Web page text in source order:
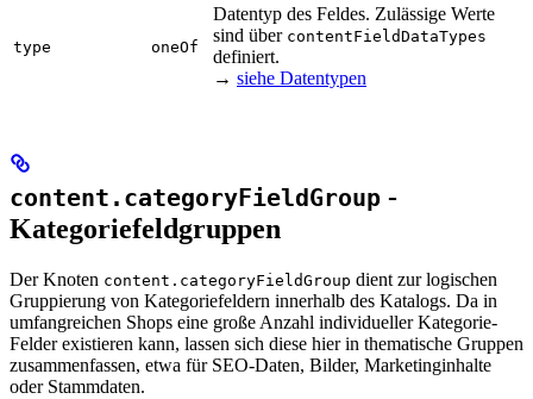
type oneOf
Datentyp des Feldes. Zulässige Werte
sind über contentFieldDataTypes
definiert.
→ siehe Datentypen
content.categoryFieldGroup -
Kategoriefeldgruppen
Der Knoten content.categoryFieldGroup dient zur logischen
Gruppierung von Kategoriefeldern innerhalb des Katalogs. Da in
umfangreichen Shops eine große Anzahl individueller Kategorie-
Felder existieren kann, lassen sich diese hier in thematische Gruppen
zusammenfassen, etwa für SEO-Daten, Bilder, Marketinginhalte
oder Stammdaten.